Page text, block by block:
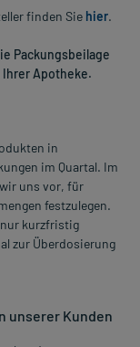
finden Sie hier.
Packungsbeilage
Apotheke.
in
im Quartal. Im
uns vor, für
festzulegen.
kurzfristig
zur Überdosierung
unserer Kunden